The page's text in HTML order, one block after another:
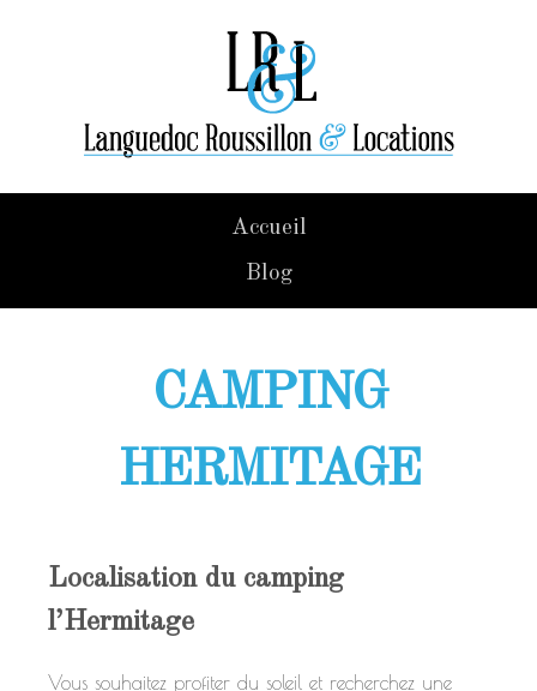
Accueil
Blog
CAMPING
HERMITAGE
Localisation du camping
l’Hermitage
Vous souhaitez profiter du soleil et recherchez une